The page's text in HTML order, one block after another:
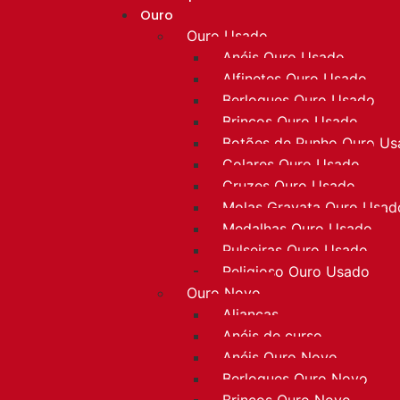
Ouro
Ouro Usado
Anéis Ouro Usado
Alfinetes Ouro Usado
Berloques Ouro Usado
Brincos Ouro Usado
Botões de Punho Ouro
Colares Ouro Usado
Cruzes Ouro Usado
Molas Gravata Ouro
Medalhas Ouro Usado
Pulseiras Ouro Usado
Religioso Ouro Usado
Ouro Novo
Alianças
Anéis de curso
Anéis Ouro Novo
Berloques Ouro Novo